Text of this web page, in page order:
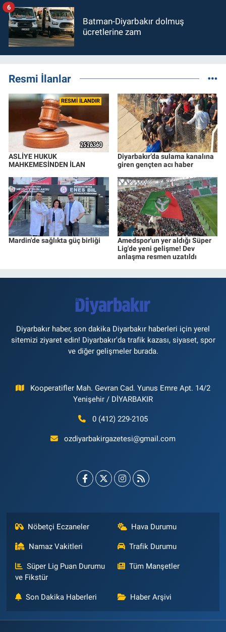
Batman-Diyarbakır dolmuş
ücretlerine zam
6
Resmi İlanlar
RESMİ İLANDIR
ASLİYE HUKUK
MAHKEMESİNDEN İLAN
Diyarbakır’da sulama kanalına
giren gençten acı haber
Mardin'de sağlıkta güç birliği
Amedspor'un yer aldığı Süper
Lig'de yeni gelişme! Dev
anlaşma resmen uzatıldı
Diyarbakır haber, son dakika Diyarbakır haberleri için yerel
sitemizi ziyaret edin! Diyarbakır'da trafik kazası, siyaset, spor
ve diğer gelişmeler burada.
Kooperatifler Mah. Gevran Cad. Yunus Emre Apt. 14/2
Yenişehir / DİYARBAKIR
0 (412) 229-2105
ozdiyarbakirgazetesi@gmail.com
Nöbetçi Eczaneler Hava Durumu
Namaz Vakitleri Trafik Durumu
Süper Lig Puan Durumu
ve Fikstür
Tüm Manşetler
Son Dakika Haberleri Haber Arşivi